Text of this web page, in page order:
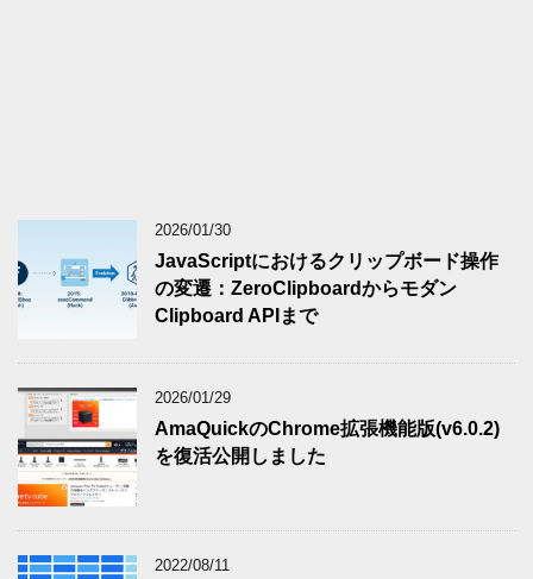
2026/01/30
JavaScriptにおけるクリップボード操作
の変遷：ZeroClipboardからモダン
Clipboard APIまで
2026/01/29
AmaQuickのChrome拡張機能版(v6.0.2)
を復活公開しました
2022/08/11